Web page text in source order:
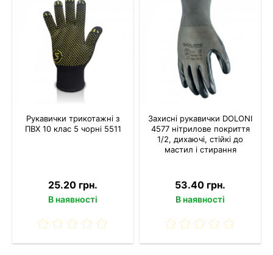
Рукавички трикотажні з
ПВХ 10 клас 5 чорні 5511
25.20 грн.
В наявності
Захисні рукавички DOLONI
4577 нітрилове покриття
1/2, дихаючі, стійкі до
мастил і стирання
53.40 грн.
В наявності